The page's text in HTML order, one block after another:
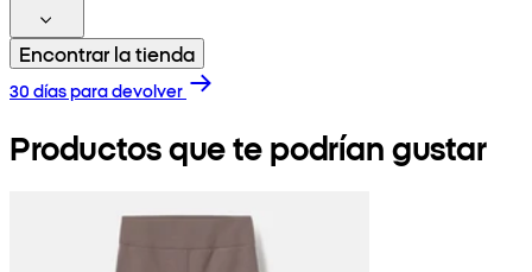
Encontrar la tienda
30 días para devolver
Productos que te podrían gustar